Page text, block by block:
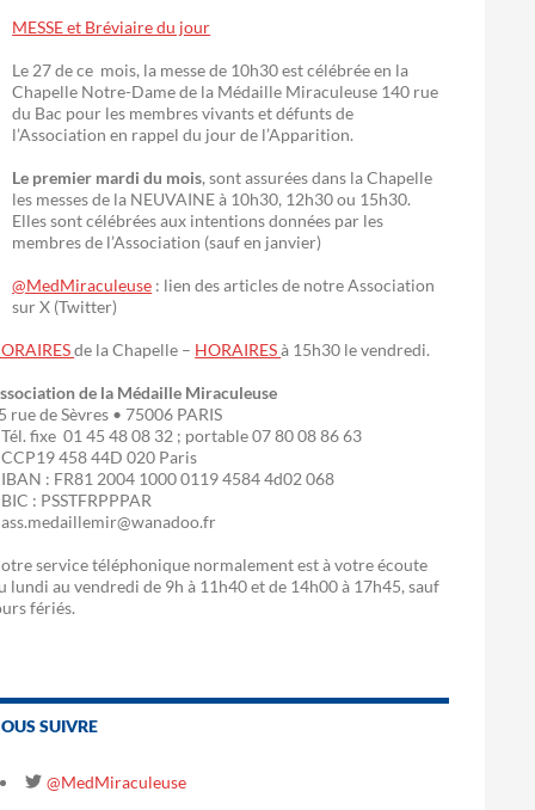
MESSE et Bréviaire du jour
Le 27 de ce mois, la messe de 10h30 est célébrée en la
Chapelle Notre-Dame de la Médaille Miraculeuse 140 rue
du Bac pour les membres vivants et défunts de
l’Association en rappel du jour de l’Apparition.
Le premier mardi du mois, sont assurées dans la Chapelle
les messes de la NEUVAINE à 10h30, 12h30 ou 15h30.
Elles sont célébrées aux intentions données par les
membres de l’Association (sauf en janvier)
@MedMiraculeuse : lien des articles de notre Association
sur X (Twitter)
de la Chapelle – HORAIRESà 15h30 le vendredi.
de la Médaille Miraculeuse
rue de Sèvres • 75006 PARIS
fixe 01 45 48 08 32 ; portable 07 80 08 86 63
458 44D 020 Paris
: FR81 2004 1000 0119 4584 4d02 068
: PSSTFRPPPAR
service téléphonique normalement est à votre écoute
lundi au vendredi de 9h à 11h40 et de 14h00 à 17h45, sauf
fériés.
SUIVRE
@MedMiraculeuse